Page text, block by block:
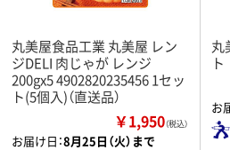
丸美屋食品工業 丸美屋 レン
ジDELI 肉じゃが レンジ
200gx5 4902820235456 1セッ
ト(5個入)（直送品）
￥1,950（税込）
お届け日：8月25日（火）まで
丸
ト
お